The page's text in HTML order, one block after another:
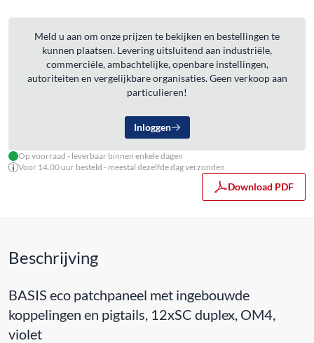
Meld u aan om onze prijzen te bekijken en bestellingen te
kunnen plaatsen. Levering uitsluitend aan industriële,
commerciële, ambachtelijke, openbare instellingen,
autoriteiten en vergelijkbare organisaties. Geen verkoop aan
particulieren!
Inloggen
Op voorraad - leverbaar binnen enkele dagen
Voor 14.00 uur besteld - meestal dezelfde dag verzonden
Download PDF
Beschrijving
BASIS eco patchpaneel met ingebouwde
koppelingen en pigtails, 12xSC duplex, OM4,
violet